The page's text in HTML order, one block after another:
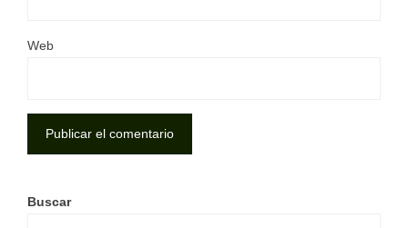
Web
Buscar